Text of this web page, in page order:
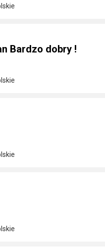
Bardzo dobry !